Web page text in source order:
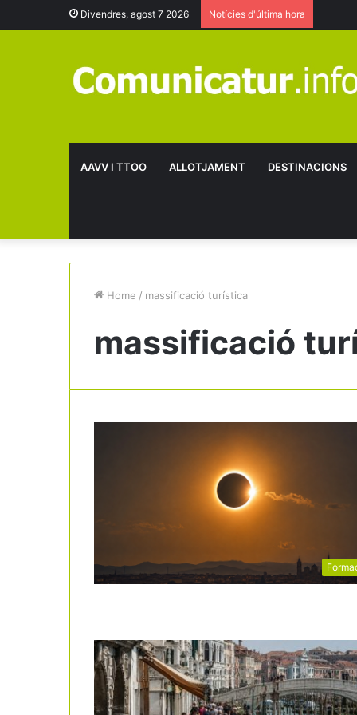
Divendres, agost 7 2026 Notícies d'última hora
AAVV I TTOO ALLOTJAMENT DESTINACIONS
Home / massificació turística
massificació